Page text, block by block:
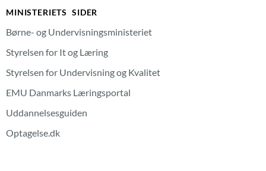
MINISTERIETS SIDER
Børne- og Undervisningsministeriet
Styrelsen for It og Læring
Styrelsen for Undervisning og Kvalitet
EMU Danmarks Læringsportal
Uddannelsesguiden
Optagelse.dk